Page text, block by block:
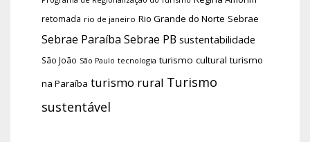
retomada rio de janeiro Rio Grande do Norte Sebrae
Sebrae Paraíba Sebrae PB sustentabilidade
São João São Paulo tecnologia turismo cultural turismo
na Paraíba turismo rural Turismo
sustentável